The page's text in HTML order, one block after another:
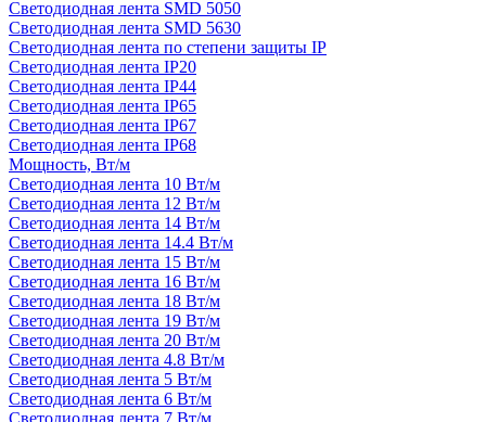
Светодиодная лента SMD 5050
Светодиодная лента SMD 5630
Светодиодная лента по степени защиты IP
Светодиодная лента IP20
Светодиодная лента IP44
Светодиодная лента IP65
Светодиодная лента IP67
Светодиодная лента IP68
Мощность, Вт/м
Светодиодная лента 10 Вт/м
Светодиодная лента 12 Вт/м
Светодиодная лента 14 Вт/м
Светодиодная лента 14.4 Вт/м
Светодиодная лента 15 Вт/м
Светодиодная лента 16 Вт/м
Светодиодная лента 18 Вт/м
Светодиодная лента 19 Вт/м
Светодиодная лента 20 Вт/м
Светодиодная лента 4.8 Вт/м
Светодиодная лента 5 Вт/м
Светодиодная лента 6 Вт/м
Светодиодная лента 7 Вт/м